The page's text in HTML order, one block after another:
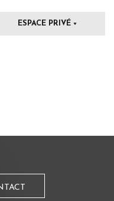
ESPACE PRIVÉ